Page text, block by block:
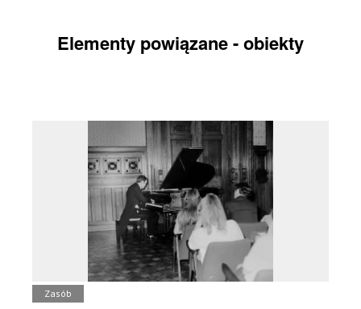
Elementy powiązane - obiekty
Zasób